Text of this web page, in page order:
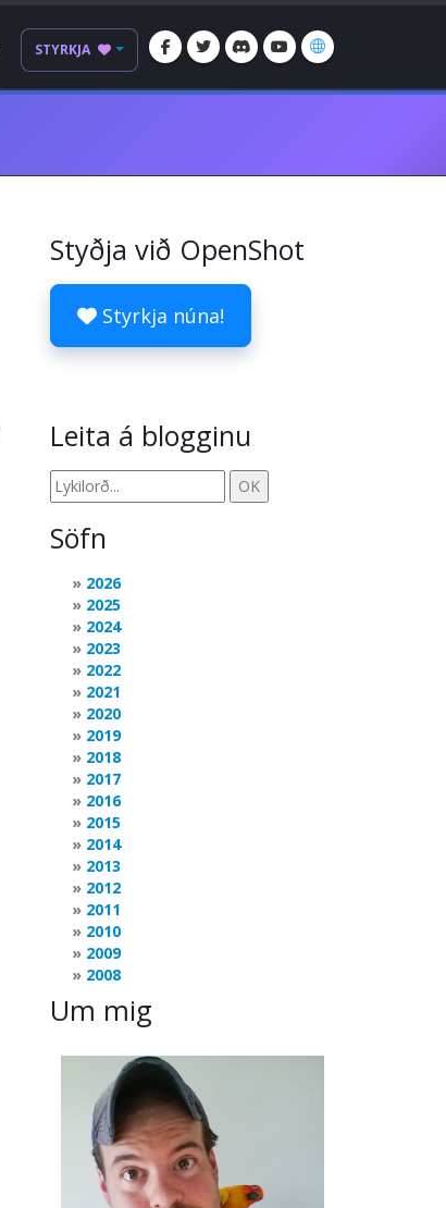
STYRKJA
Styðja við OpenShot
Styrkja núna!
Leita á blogginu
Söfn
2026
2025
2024
2023
2022
2021
2020
2019
2018
2017
2016
2015
2014
2013
2012
2011
2010
2009
2008
Um mig